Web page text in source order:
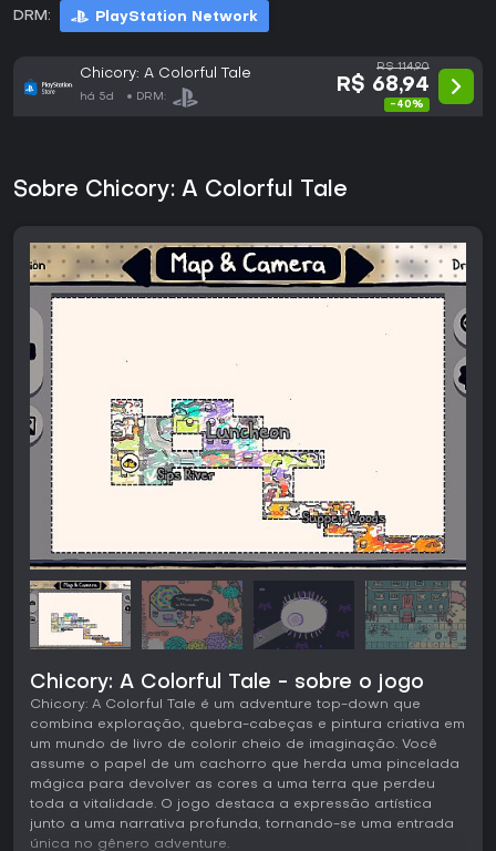
DRM: PlayStation Network
Chicory: A Colorful Tale
há 5d DRM:
R$ 114,90
R$ 68,94
-40%
Sobre Chicory: A Colorful Tale
Chicory: A Colorful Tale - sobre o jogo
Chicory: A Colorful Tale é um adventure top-down que
combina exploração, quebra-cabeças e pintura criativa em
um mundo de livro de colorir cheio de imaginação. Você
assume o papel de um cachorro que herda uma pincelada
mágica para devolver as cores a uma terra que perdeu
toda a vitalidade. O jogo destaca a expressão artística
junto a uma narrativa profunda, tornando-se uma entrada
única no gênero adventure.